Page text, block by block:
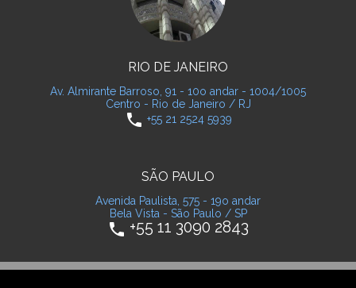
RIO DE JANEIRO
Av. Almirante Barroso, 91 - 10o andar - 1004/1005
Centro - Rio de Janeiro / RJ
phone +55 21 2524 5939
SÃO PAULO
Avenida Paulista, 575 - 19o andar
Bela Vista - São Paulo / SP
phone +55 11 3090 2843